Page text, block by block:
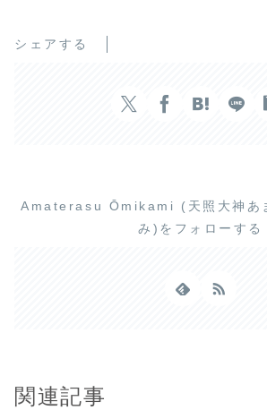
シェアする
Amaterasu Ōmikami (天照大神あ
み)をフォローする
関連記事